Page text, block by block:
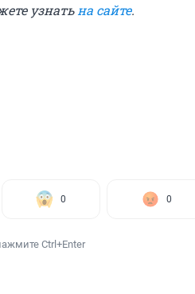
узнать на сайте.
0 0
Ctrl+Enter